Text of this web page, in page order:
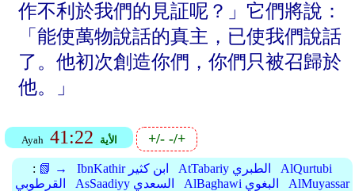
作不利於我們的見証呢？」它們將說：
「能使萬物說話的真主，已使我們說話
了。他初次創造你們，你們只被召歸於
他。」
Ayah 41:22 الأية +/--/+
: 📗 → IbnKathir ابن كثير AtTabariy الطبري
AlQurtubi
القرطوبي
AsSaadiyy السعدي AlBaghawi البغوي
AlMuyassar